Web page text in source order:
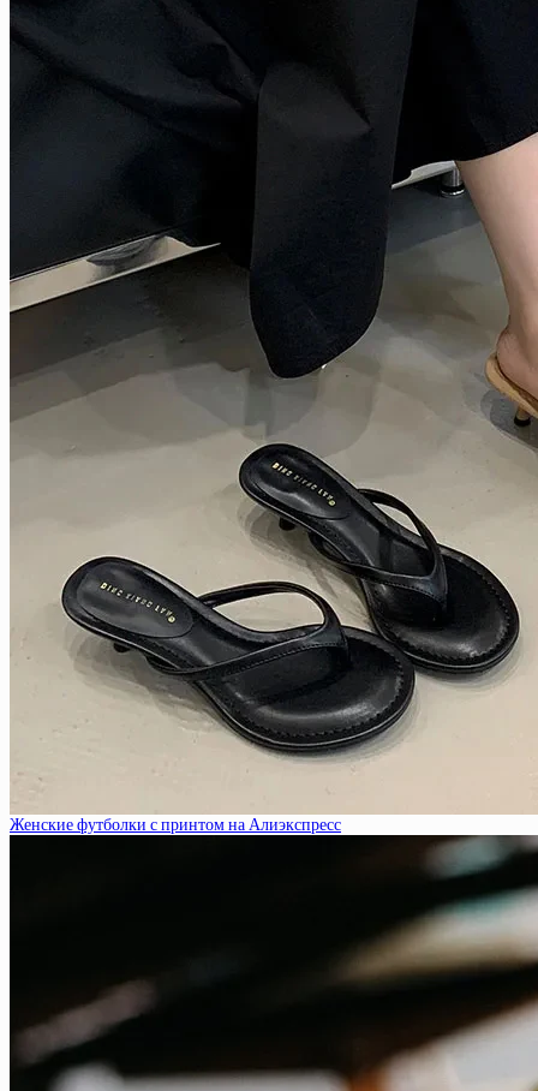
Женские футболки с принтом на Алиэкспресс